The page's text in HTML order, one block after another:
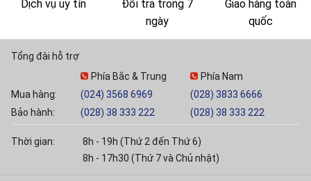
Dịch vụ uy tín
Đổi trả trong 7
ngày
Giao hàng toàn
quốc
Tổng đài hỗ trợ
Mua hàng:
Bảo hành:
Phía Bắc & Trung
(024) 3568 6969
(028) 38 333 222
Phía Nam
(028) 3833 6666
(028) 38 333 222
Thời gian:
8h - 19h (Thứ 2 đến Thứ 6)
8h - 17h30 (Thứ 7 và Chủ nhật)